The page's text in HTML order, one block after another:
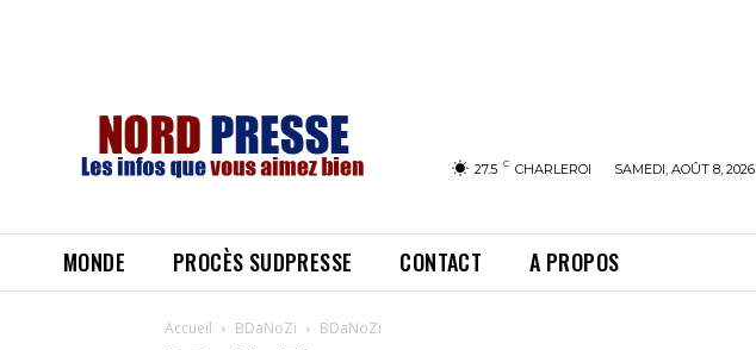
27.5 C CHARLEROI SAMEDI, AOÛT 8, 2026
MONDE PROCÈS SUDPRESSE CONTACT A PROPOS
Accueil BDaNoZi BDaNoZi